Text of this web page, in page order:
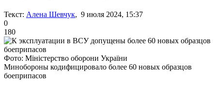
Текст: Алена Шевчук, 9 июля 2024, 15:37
0
180
Фото: Міністерство оборони України
Минобороны кодифицировало более 60 новых образцов
боеприпасов